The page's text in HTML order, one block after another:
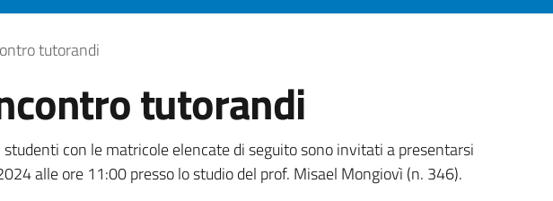
tutorandi
tutorandi
studenti con le matricole elencate di seguito sono invitati a presentarsi
alle ore 11:00 presso lo studio del prof. Misael Mongiovì (n. 346).